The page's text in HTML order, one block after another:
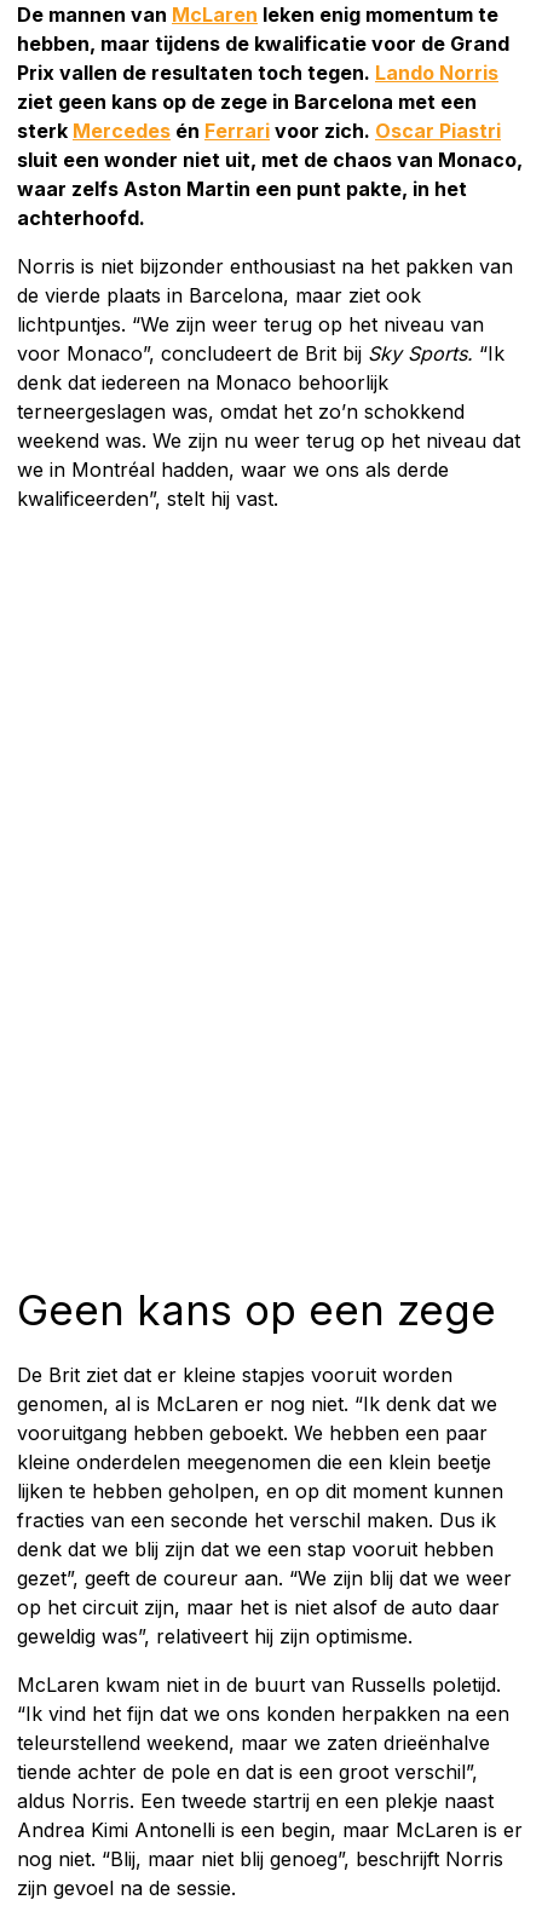
De mannen van McLaren leken enig momentum te
hebben, maar tijdens de kwalificatie voor de Grand
Prix vallen de resultaten toch tegen. Lando Norris
ziet geen kans op de zege in Barcelona met een
sterk Mercedes én Ferrari voor zich. Oscar Piastri
sluit een wonder niet uit, met de chaos van Monaco,
waar zelfs Aston Martin een punt pakte, in het
achterhoofd.
Norris is niet bijzonder enthousiast na het pakken van
de vierde plaats in Barcelona, maar ziet ook
lichtpuntjes. “We zijn weer terug op het niveau van
voor Monaco”, concludeert de Brit bij Sky Sports. “Ik
denk dat iedereen na Monaco behoorlijk
terneergeslagen was, omdat het zo’n schokkend
weekend was. We zijn nu weer terug op het niveau dat
we in Montréal hadden, waar we ons als derde
kwalificeerden”, stelt hij vast.
Geen kans op een zege
De Brit ziet dat er kleine stapjes vooruit worden
genomen, al is McLaren er nog niet. “Ik denk dat we
vooruitgang hebben geboekt. We hebben een paar
kleine onderdelen meegenomen die een klein beetje
lijken te hebben geholpen, en op dit moment kunnen
fracties van een seconde het verschil maken. Dus ik
denk dat we blij zijn dat we een stap vooruit hebben
gezet”, geeft de coureur aan. “We zijn blij dat we weer
op het circuit zijn, maar het is niet alsof de auto daar
geweldig was”, relativeert hij zijn optimisme.
McLaren kwam niet in de buurt van Russells poletijd.
“Ik vind het fijn dat we ons konden herpakken na een
teleurstellend weekend, maar we zaten drieënhalve
tiende achter de pole en dat is een groot verschil”,
aldus Norris. Een tweede startrij en een plekje naast
Andrea Kimi Antonelli is een begin, maar McLaren is er
nog niet. “Blij, maar niet blij genoeg”, beschrijft Norris
zijn gevoel na de sessie.